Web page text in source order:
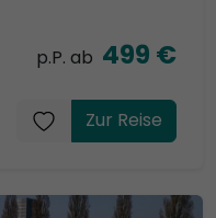
p.P. ab 499 €
Zur Reise